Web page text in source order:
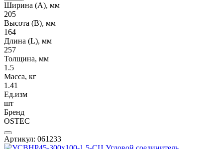
Ширина (А), мм
205
Высота (В), мм
164
Длина (L), мм
257
Толщина, мм
1.5
Масса, кг
1.41
Ед.изм
шт
Бренд
OSTEC
Артикул: 061233